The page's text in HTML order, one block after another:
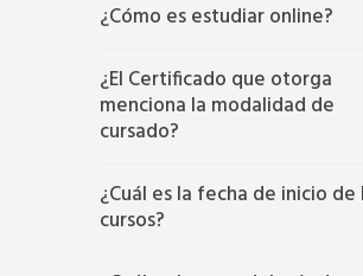
¿Cómo es estudiar online?
¿El Certificado que otorga
menciona la modalidad de
cursado?
¿Cuál es la fecha de inicio de
cursos?